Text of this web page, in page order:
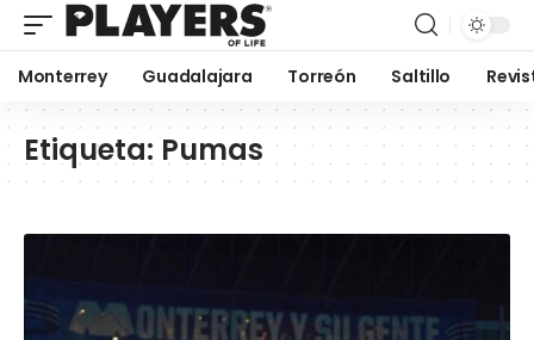
Monterrey Guadalajara Torreón Saltillo
Etiqueta: Pumas